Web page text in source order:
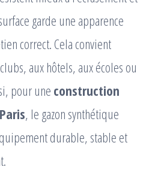
garde une apparence
correct. Cela convient
aux hôtels, aux écoles ou
pour une construction
, le gazon synthétique
durable, stable et